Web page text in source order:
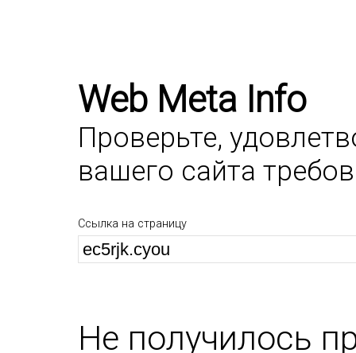
Web Meta Info
Проверьте,
вашего сайта
Ссылка на страницу
Не получилось